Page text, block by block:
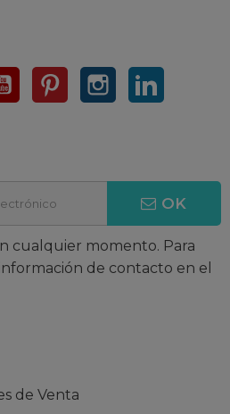
YouTubePinterestInstagram
OK
cualquier momento. Para
de contacto en el
de Venta